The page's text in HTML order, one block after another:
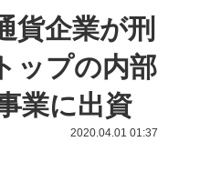
貨企業が刑
ップの内部
業に出資
2020.04.01 01:37